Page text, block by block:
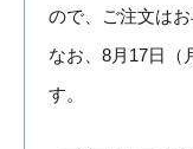
ので、ご注文は
なお、8月17日（
す。